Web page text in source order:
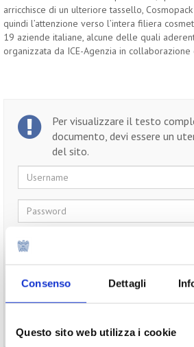
Consenso Dettagli
Questo sito web utilizza i cookie
arricchisce di un ulteriore tassello,
quindi l’attenzione verso l’intera filiera
19 aziende italiane, alcune delle quali
organizzata da ICE-Agenzia in collaborazione
Per visualizzare il testo
documento, devi essere un
del sito.
Username
Password
Non ti sei ancora registrato? Registrati